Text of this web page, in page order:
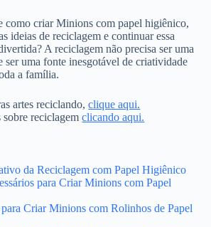
como criar Minions com papel higiênico,
ideias de reciclagem e continuar essa
A reciclagem não precisa ser uma
ser uma fonte inesgotável de criatividade
a família.
artes reciclando,clique aqui.
sobre reciclagemclicando aqui.
da Reciclagem com Papel Higiênico
para Criar Minions com Papel
para Criar Minions com Rolinhos de Papel